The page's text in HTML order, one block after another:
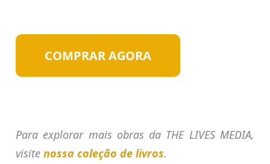
COMPRAR AGORA
Para explorar mais obras da THE LIVES MEDIA,
visitenossa coleção de livros.